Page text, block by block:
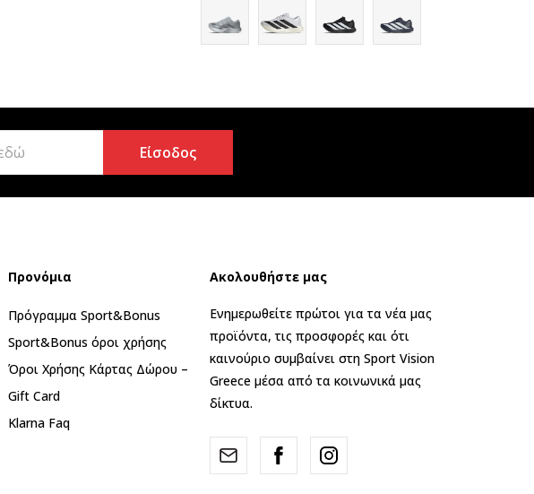
Είσοδος
Προνόμια
Πρόγραμμα Sport&Bonus
Sport&Bonus όροι χρήσης
Όροι Χρήσης Κάρτας Δώρου –
Gift Card
Klarna Faq
Ακολουθήστε μας
Ενημερωθείτε πρώτοι για τα νέα μας
προϊόντα, τις προσφορές και ότι
καινούριο συμβαίνει στη Sport Vision
Greece μέσα από τα κοινωνικά μας
δίκτυα.